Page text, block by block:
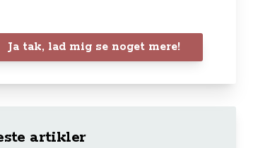
Ja tak, lad mig se noget mere!
artikler